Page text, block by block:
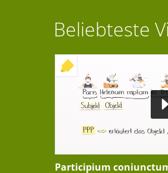
Beliebteste
Participium